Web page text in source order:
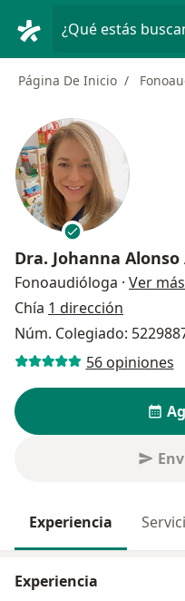
¿Qué estás
Página De Inicio
Dra. Johanna
Fonoaudióloga · Ver más
Chía 1 dirección
Núm. Colegiado:
56 opiniones
Experiencia
Experiencia